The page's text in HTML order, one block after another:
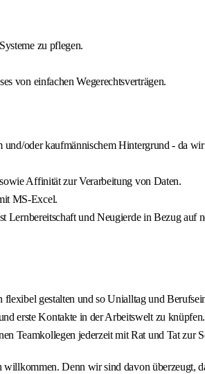
zu pflegen.
von einfachen Wegerechtsverträgen.
oder kaufmännischem Hintergrund - da
Affinität zur Verarbeitung von Daten.
MS-Excel.
Lernbereitschaft und Neugierde in Bezug auf
gestalten und so Unialltag und
erste Kontakte in der Arbeitswelt zu knüpfen.
Teamkollegen jederzeit mit Rat und Tat zur
Denn wir sind davon überzeugt,